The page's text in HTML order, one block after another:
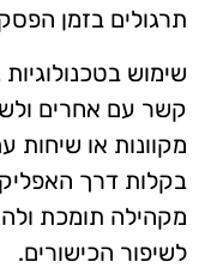
תרגולים בזמן
שימוש
קשר עם אחרים
מקוונות או שיחות
בקלות דרך
מקהילה תומכת
לשיפור הכישורים.